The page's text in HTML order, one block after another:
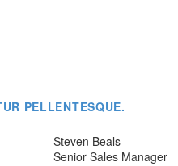
PELLENTESQUE.
Steven Beals
Senior Sales Manager